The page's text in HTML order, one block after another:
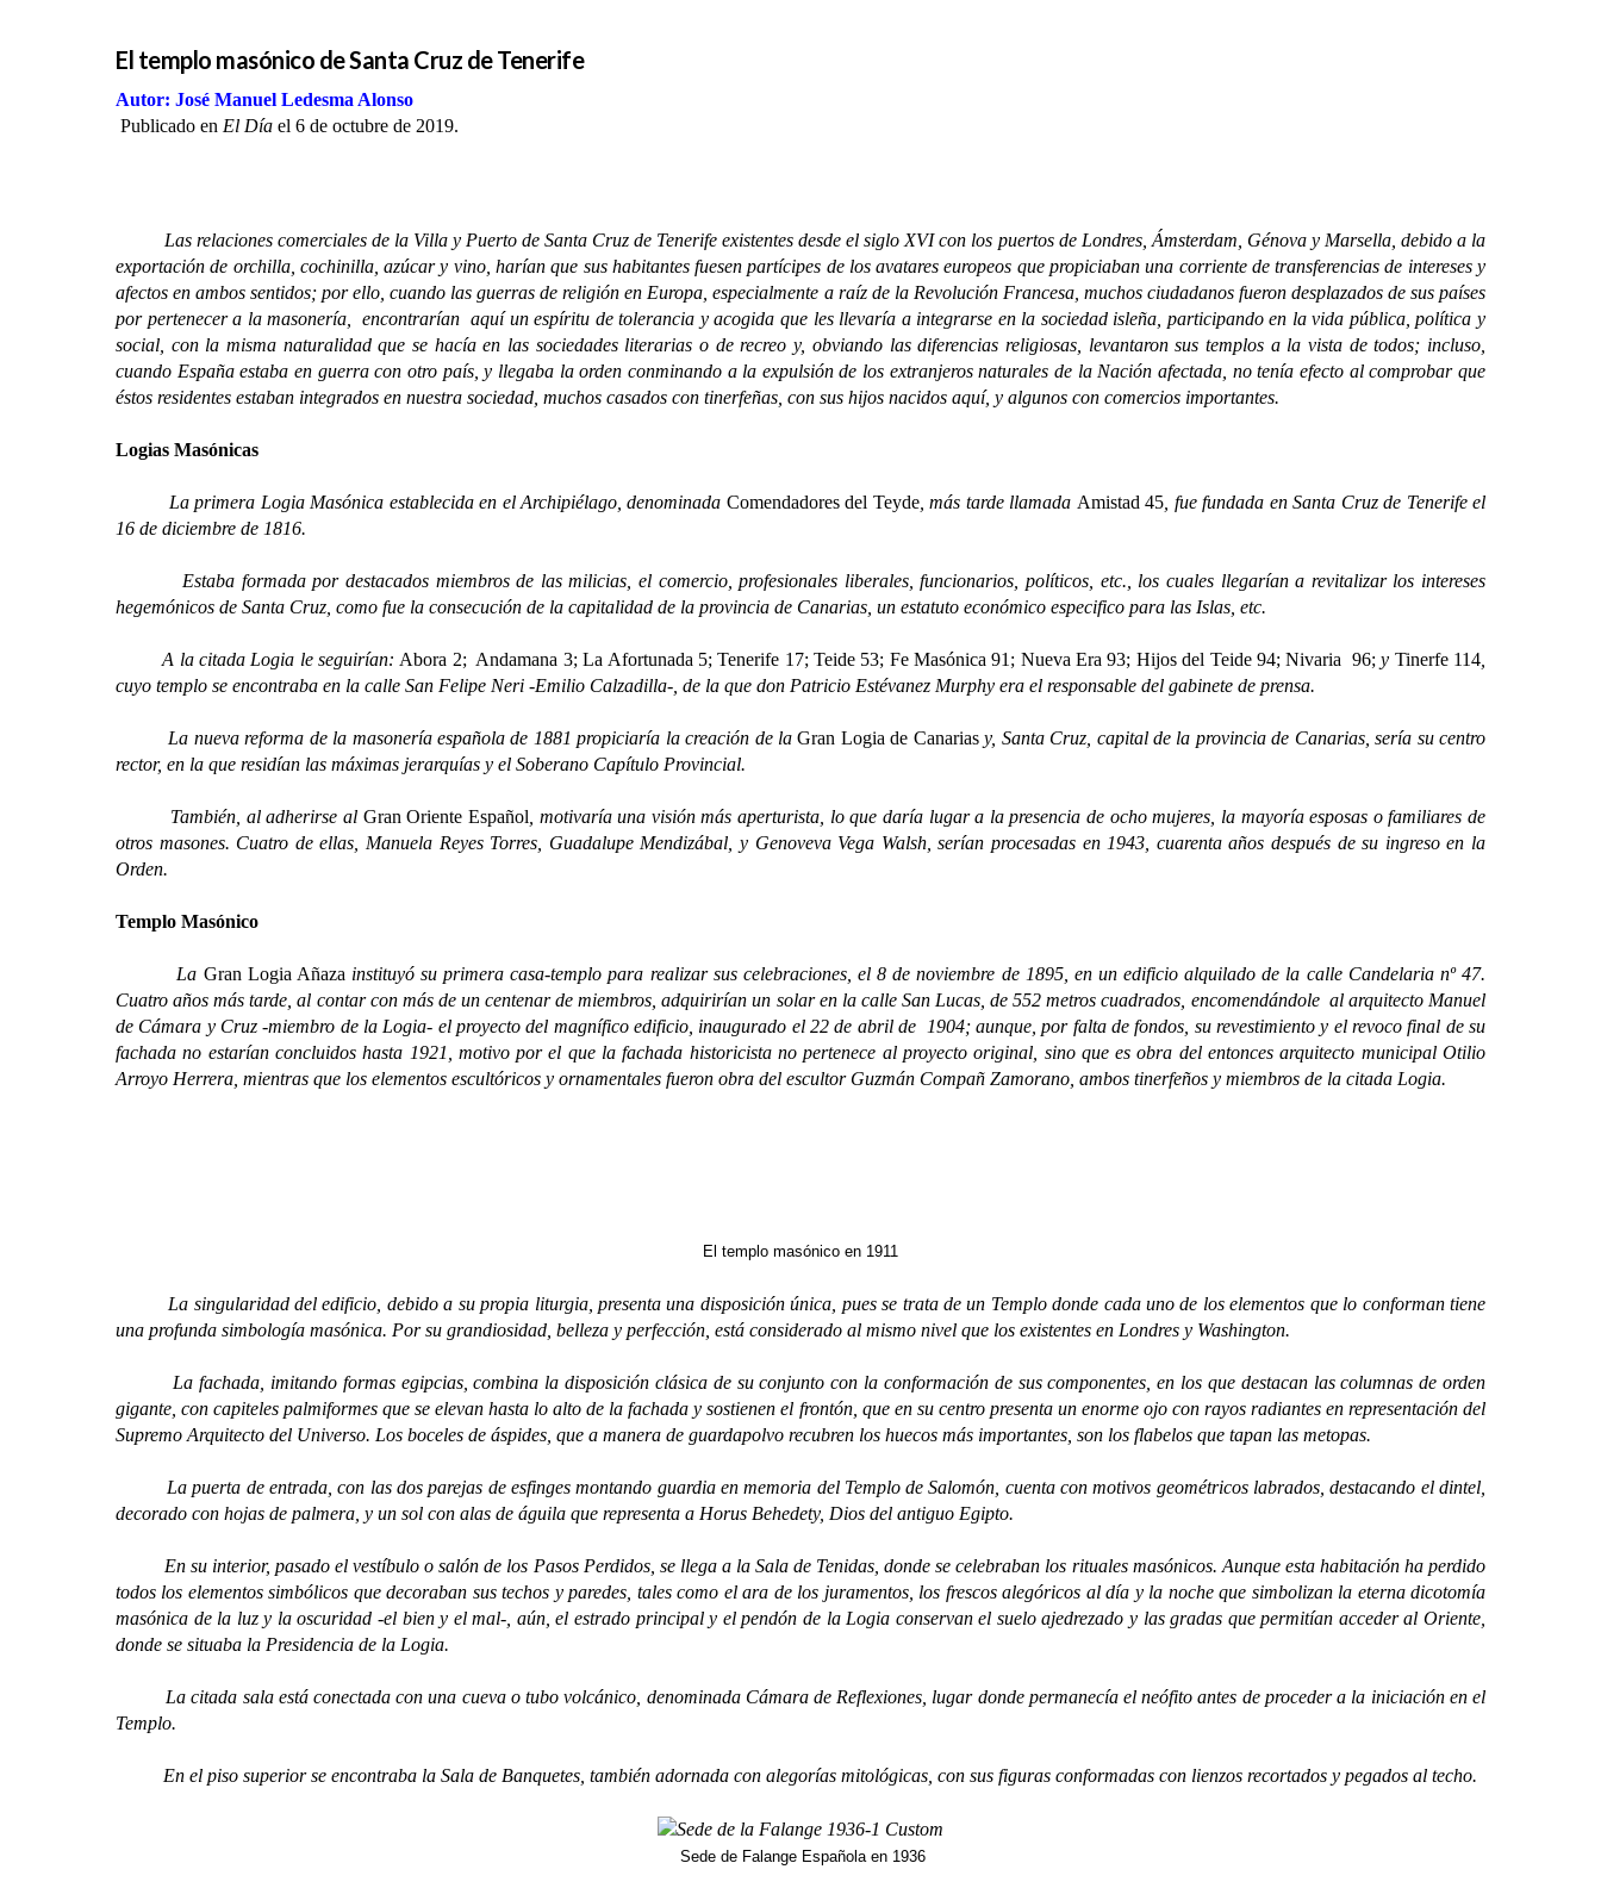
El templo masónico de Santa Cruz de Tenerife
Autor: José Manuel Ledesma Alonso
Publicado en El Día el 6 de octubre de 2019.
Las relaciones comerciales de la Villa y Puerto de Santa Cruz de Tenerife existentes desde el siglo XVI con los puertos de Londres, Ámsterdam, Génova y Marsella, debido a la
exportación de orchilla, cochinilla, azúcar y vino, harían que sus habitantes fuesen partícipes de los avatares europeos que propiciaban una corriente de transferencias de intereses y
afectos en ambos sentidos; por ello, cuando las guerras de religión en Europa, especialmente a raíz de la Revolución Francesa, muchos ciudadanos fueron desplazados de sus países
por pertenecer a la masonería, encontrarían aquí un espíritu de tolerancia y acogida que les llevaría a integrarse en la sociedad isleña, participando en la vida pública, política y
social, con la misma naturalidad que se hacía en las sociedades literarias o de recreo y, obviando las diferencias religiosas, levantaron sus templos a la vista de todos; incluso,
cuando España estaba en guerra con otro país, y llegaba la orden conminando a la expulsión de los extranjeros naturales de la Nación afectada, no tenía efecto al comprobar que
éstos residentes estaban integrados en nuestra sociedad, muchos casados con tinerfeñas, con sus hijos nacidos aquí, y algunos con comercios importantes.
Logias Masónicas
La primera Logia Masónica establecida en el Archipiélago, denominada Comendadores del Teyde, más tarde llamada Amistad 45 , fue fundada en Santa Cruz de Tenerife el
16 de diciembre de 1816.
Estaba formada por destacados miembros de las milicias, el comercio, profesionales liberales, funcionarios, políticos, etc., los cuales llegarían a revitalizar los intereses
hegemónicos de Santa Cruz, como fue la consecución de la capitalidad de la provincia de Canarias, un estatuto económico especifico para las Islas, etc.
A la citada Logia le seguirían: Abora 2; Andamana 3; La Afortunada 5; Tenerife 17; Teide 53; Fe Masónica 91; Nueva Era 93; Hijos del Teide 94; Nivaria 96;y Tinerfe 114
cuyo templo se encontraba en la calle San Felipe Neri -Emilio Calzadilla-, de la que don Patricio Estévanez Murphy era el responsable del gabinete de prensa.
La nueva reforma de la masonería española de 1881 propiciaría la creación de laGran Logia de Canariasy, Santa Cruz, capital de la provincia de Canarias, sería su centro
rector, en la que residían las máximas jerarquías y el Soberano Capítulo Provincial.
También, al adherirse al Gran Oriente Español , motivaría una visión más aperturista, lo que daría lugar a la presencia de ocho mujeres, la mayoría esposas o familiares de
otros masones. Cuatro de ellas, Manuela Reyes Torres, Guadalupe Mendizábal, y Genoveva Vega Walsh, serían procesadas en 1943, cuarenta años después de su ingreso en la
Orden.
Templo Masónico
La Gran Logia Añaza instituyó su primera casa-templo para realizar sus celebraciones, el 8 de noviembre de 1895, en un edificio alquilado de la calle Candelaria nº 47.
Cuatro años más tarde, al contar con más de un centenar de miembros, adquirirían un solar en la calle San Lucas, de 552 metros cuadrados, encomendándole al arquitecto Manuel
de Cámara y Cruz -miembro de la Logia- el proyecto del magnífico edificio, inaugurado el 22 de abril de 1904; aunque, por falta de fondos, su revestimiento y el revoco final de su
fachada no estarían concluidos hasta 1921, motivo por el que la fachada historicista no pertenece al proyecto original, sino que es obra del entonces arquitecto municipal Otilio
Arroyo Herrera, mientras que los elementos escultóricos y ornamentales fueron obra del escultor Guzmán Compañ Zamorano, ambos tinerfeños y miembros de la citada Logia.
El templo masónico en 1911
La singularidad del edificio, debido a su propia liturgia, presenta una disposición única, pues se trata de un Templo donde cada uno de los elementos que lo conforman tiene
una profunda simbología masónica. Por su grandiosidad, belleza y perfección, está considerado al mismo nivel que los existentes en Londres y Washington.
La fachada, imitando formas egipcias, combina la disposición clásica de su conjunto con la conformación de sus componentes, en los que destacan las columnas de orden
gigante, con capiteles palmiformes que se elevan hasta lo alto de la fachada y sostienen el frontón, que en su centro presenta un enorme ojo con rayos radiantes en representación del
Supremo Arquitecto del Universo. Los boceles de áspides, que a manera de guardapolvo recubren los huecos más importantes, son los flabelos que tapan las metopas.
La puerta de entrada, con las dos parejas de esfinges montando guardia en memoria del Templo de Salomón, cuenta con motivos geométricos labrados, destacando el dintel,
decorado con hojas de palmera, y un sol con alas de águila que representa a Horus Behedety, Dios del antiguo Egipto.
En su interior, pasado el vestíbulo o salón de los Pasos Perdidos, se llega a la Sala de Tenidas, donde se celebraban los rituales masónicos. Aunque esta habitación ha perdido
todos los elementos simbólicos que decoraban sus techos y paredes, tales como el ara de los juramentos, los frescos alegóricos al día y la noche que simbolizan la eterna dicotomía
masónica de la luz y la oscuridad -el bien y el mal-, aún, el estrado principal y el pendón de la Logia conservan el suelo ajedrezado y las gradas que permitían acceder al Oriente,
donde se situaba la Presidencia de la Logia.
La citada sala está conectada con una cueva o tubo volcánico, denominada Cámara de Reflexiones, lugar donde permanecía el neófito antes de proceder a la iniciación en el
Templo.
En el piso superior se encontraba la Sala de Banquetes, también adornada con alegorías mitológicas, con sus figuras conformadas con lienzos recortados y pegados al techo.
Sede de Falange Española en 1936